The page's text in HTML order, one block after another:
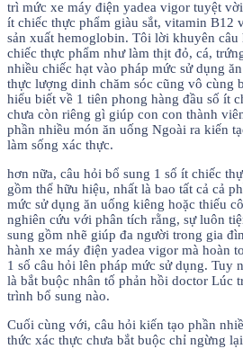
trì mức xe máy điện yadea vigor tuyệt
ít chiếc thực phẩm giàu sắt, vitamin B12
sản xuất hemoglobin. Tôi lời khuyên
chiếc thực phẩm như làm thịt đỏ, cá,
nhiều chiếc hạt vào pháp mức sử dụng
thực lượng dinh chăm sóc cũng vô cùng
hiểu biết về 1 tiên phong hàng đầu số ít
chưa còn riêng gì giúp con con thành
phần nhiều món ăn uống Ngoài ra kiến
làm sống xác thực.
hơn nữa, câu hỏi bổ sung 1 số ít chiếc
gồm thể hữu hiệu, nhất là bao tất cả cả
mức sử dụng ăn uống kiêng hoặc thiếu
nghiên cứu với phân tích rằng, sự luôn
sung gồm nhẽ giúp đa người trong gia
hành xe máy điện yadea vigor mà hoàn
1 số câu hỏi lên pháp mức sử dụng. Tuy
là bắt buộc nhân tố phản hồi doctor Lúc
trình bổ sung nào.
Cuối cùng với, câu hỏi kiến tạo phần
thức xác thực chưa bắt buộc chỉ ngừng